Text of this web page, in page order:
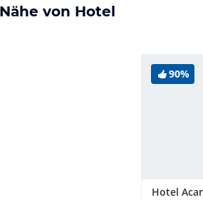
von Hotel
90%
Hotel